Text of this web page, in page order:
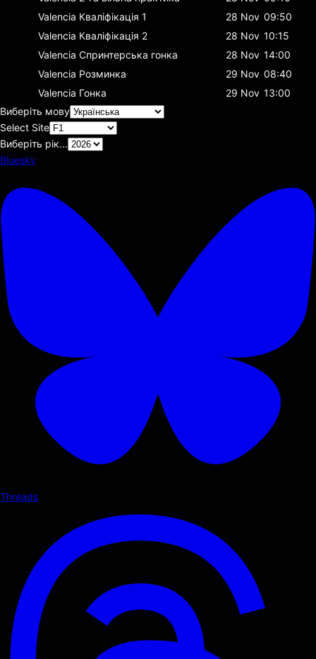
Valencia Кваліфікація 1 28 Nov 09:50
Valencia Кваліфікація 2 28 Nov 10:15
Valencia Спринтерська гонка 28 Nov 14:00
Valencia Розминка 29 Nov 08:40
Valencia Гонка 29 Nov 13:00
Виберіть мову
Select Site
Виберіть рік...
Bluesky
Threads